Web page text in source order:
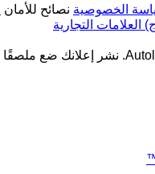
الخصوصية نصائح للأمان
العلامات التجارية
نشر إعلانك ضع ملصقًا